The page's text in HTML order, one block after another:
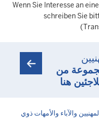
Wenn Sie Interesse an
schreiben Sie
من
هنا
والآباء والأمهات ذوي